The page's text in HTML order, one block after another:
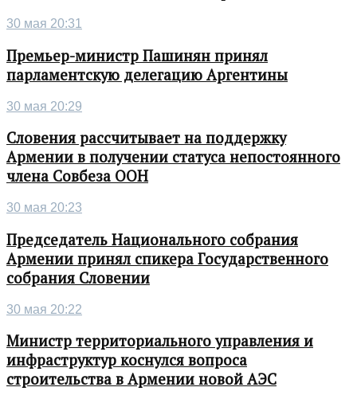
30 мая 20:31
Премьер-министр Пашинян принял
парламентскую делегацию Аргентины
30 мая 20:29
Словения рассчитывает на поддержку
Армении в получении статуса непостоянного
члена Совбеза ООН
30 мая 20:23
Председатель Национального собрания
Армении принял спикера Государственного
собрания Словении
30 мая 20:22
Министр территориального управления и
инфраструктур коснулся вопроса
строительства в Армении новой АЭС